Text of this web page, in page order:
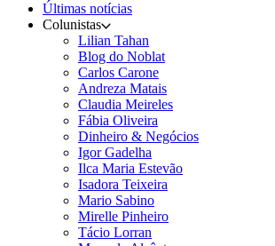
Últimas notícias
Colunistas
Lilian Tahan
Blog do Noblat
Carlos Carone
Andreza Matais
Claudia Meireles
Fábia Oliveira
Dinheiro & Negócios
Igor Gadelha
Ilca Maria Estevão
Isadora Teixeira
Mario Sabino
Mirelle Pinheiro
Tácio Lorran